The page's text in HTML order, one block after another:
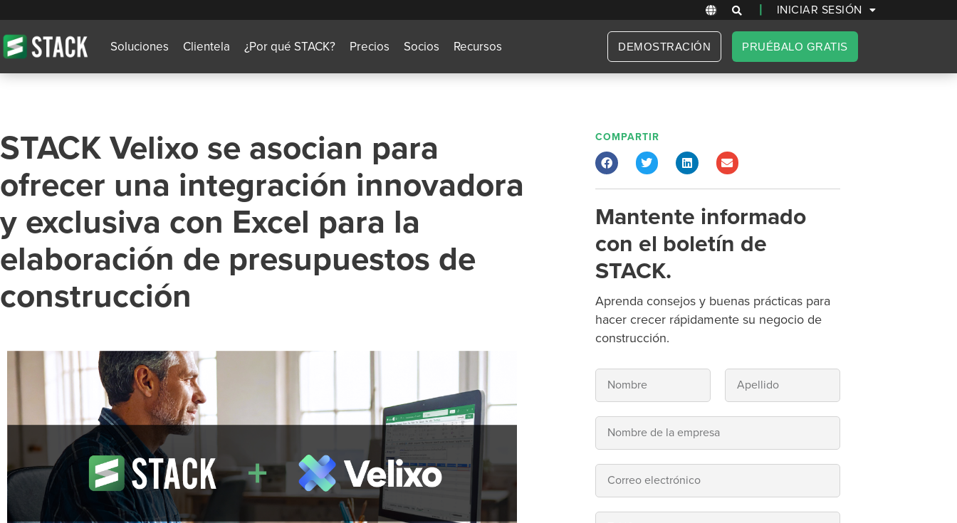
| INICIAR SESIÓN
Soluciones Clientela ¿Por qué STACK? Precios Socios Recursos DEMOSTRACIÓN PRUÉBALO GRATIS
STACK Velixo se asocian para
ofrecer una integración innovadora
y exclusiva con Excel para la
elaboración de presupuestos de
construcción
COMPARTIR
Mantente informado
con el boletín de
STACK.
Aprenda consejos y buenas prácticas para
hacer crecer rápidamente su negocio de
construcción.